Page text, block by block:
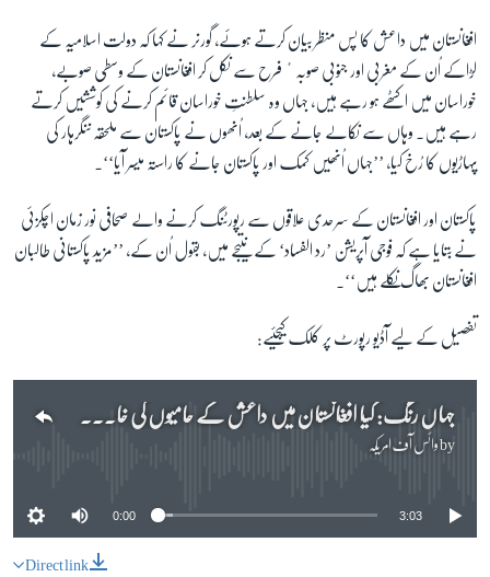
زبان
افغانستان میں داعش کا پس منظر بیان کرتے ہوئے، گورنر نے کہا کہ دولت اسلامیہ کے
لڑاکے اُن کے مغربی اور جنوبی صوبہٴ فرح سے نکل کر افغانستان کے وسطی صوبے،
خوراسان میں اکٹھے ہو رہے ہیں، جہاں وہ سلطنتِ خوراسان قائم کرنے کی کوششیں کرتے
رہے ہیں۔ وہاں سے نکالے جانے کے بعد، اُنھوں نے پاکستان سے ملحقہ ننگرہار کی
پہاڑیوں کا رُخ کیا، ’’جہاں اُنھیں کمک اور پاکستان جانے کا راستہ میسر آیا‘‘۔
پاکستان اور افغانستان کے سرحدی علاقوں سے رپورٹنگ کرنے والے صحافی نور زمان اچکزئی
نے بتایا ہے کہ فوجی آپریشن ’رد الفساد‘ کے نتیجے میں، بقول اُن کے، ’’مزید پاکستانی طالبان
افغانستان بھاگ نکلے ہیں‘‘۔
تفصیل کے لیے آڈیو رپورٹ پر کلک کیجئیے:
byوائس آف امریکہ
0:00 3:03
Direct link